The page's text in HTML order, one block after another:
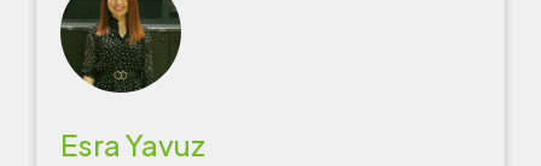
Esra Yavuz